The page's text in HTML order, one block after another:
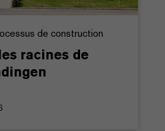
de construction
racines de